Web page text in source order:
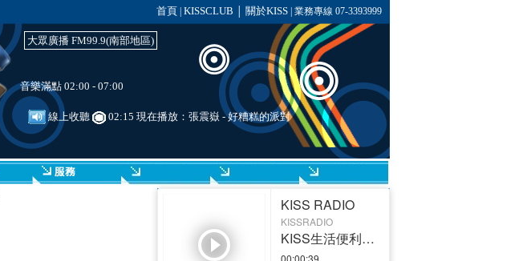
首頁 KISSCLUB 關於KISS| 業務專線 07-3393999
大眾廣播 FM99.9(南部地區)
音樂滿點 02:00 - 07:00
線上收聽 02:15 現在播放： 張震嶽 - 好糟糕的派對